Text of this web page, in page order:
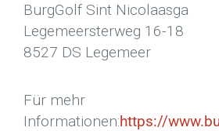
BurgGolf Sint Nicolaasga
Legemeersterweg 16-18
8527 DS Legemeer
Für mehr
Informationen:https://